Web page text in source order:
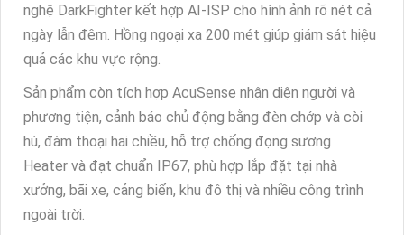
nghệ DarkFighter kết hợp AI-ISP cho hình ảnh rõ nét cả
ngày lẫn đêm. Hồng ngoại xa 200 mét giúp giám sát hiệu
quả các khu vực rộng.
Sản phẩm còn tích hợp AcuSense nhận diện người và
phương tiện, cảnh báo chủ động bằng đèn chớp và còi
hú, đàm thoại hai chiều, hỗ trợ chống đọng sương
Heater và đạt chuẩn IP67, phù hợp lắp đặt tại nhà
xưởng, bãi xe, cảng biển, khu đô thị và nhiều công trình
ngoài trời.